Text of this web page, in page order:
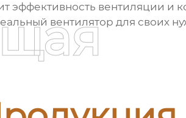
эффективность вентиляции
вентилятор для своих